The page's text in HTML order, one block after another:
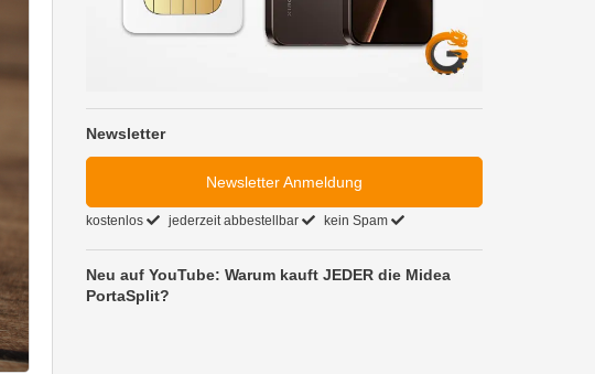
Newsletter
Newsletter Anmeldung
kostenlos jederzeit abbestellbar kein Spam
Neu auf YouTube: Warum kauft JEDER die Midea
PortaSplit?